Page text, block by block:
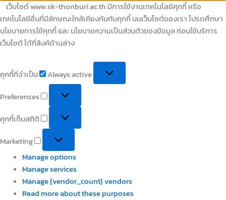
เว็บไซต์ www.sk-thonburi.ac.th มีการใช้งานเทคโนโลยีคุกกี้ หรือ
เทคโนโลยีอื่นที่มีลักษณะใกล้เคียงกันกับคุกกี้ บนเว็บไซต์ของเรา โปรดศึกษา
นโยบายการใช้คุกกี้ และ นโยบายความเป็นส่วนตัวของข้อมูล ก่อนใช้บริการ
เว็บไซต์ ได้ที่ลิงค์ด้านล่าง
คุกกี้ที่จำเป็น
Always active
Preferences
คุกกี้เก็บสถิติ
Marketing
Manage options
Manage services
Manage {vendor_count} vendors
Read more about these purposes